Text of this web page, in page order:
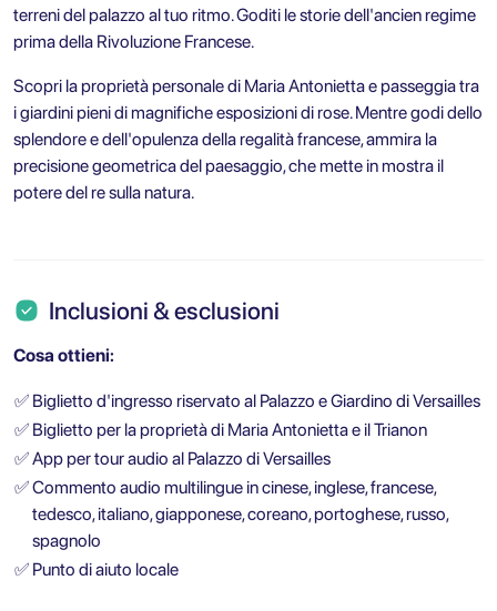
terreni del palazzo al tuo ritmo. Goditi le storie dell'ancien regime
prima della Rivoluzione Francese.
Scopri la proprietà personale di Maria Antonietta e passeggia tra
i giardini pieni di magnifiche esposizioni di rose. Mentre godi dello
splendore e dell'opulenza della regalità francese, ammira la
precisione geometrica del paesaggio, che mette in mostra il
potere del re sulla natura.
Inclusioni & esclusioni
Cosa ottieni:
✅ Biglietto d'ingresso riservato al Palazzo e Giardino di Versailles
✅ Biglietto per la proprietà di Maria Antonietta e il Trianon
✅App per tour audio al Palazzo di Versailles
✅Commento audio multilingue in cinese, inglese, francese,
tedesco, italiano, giapponese, coreano, portoghese, russo,
spagnolo
✅ Punto di aiuto locale